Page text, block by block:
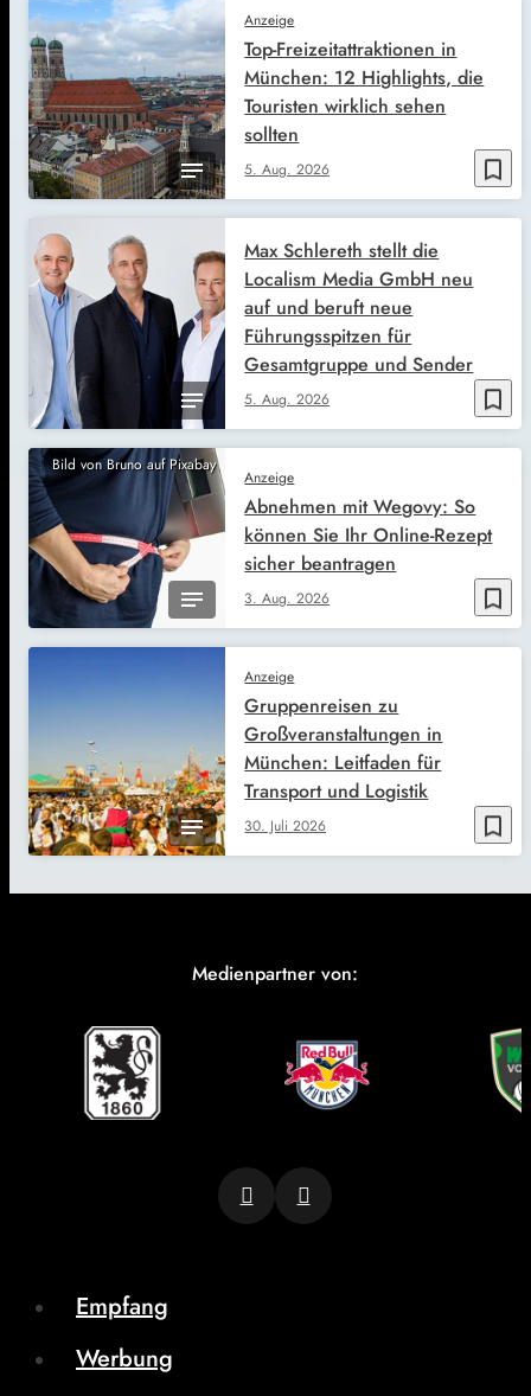
bookmark_border
Anzeige
5. Aug. 2026
Top-Freizeitattraktionen in
München: 12 Highlights, die
Touristen wirklich sehen
sollten
bookmark_border
5. Aug. 2026
Max Schlereth stellt die
Localism Media GmbH neu
auf und beruft neue
Führungsspitzen für
Gesamtgruppe und Sender
Bild von Bruno auf Pixabay
bookmark_border
Anzeige
3. Aug. 2026
Abnehmen mit Wegovy: So
können Sie Ihr Online-Rezept
sicher beantragen
bookmark_border
Anzeige
30. Juli 2026
Gruppenreisen zu
Großveranstaltungen in
München: Leitfaden für
Transport und Logistik
Medienpartner von:
Empfang
Werbung